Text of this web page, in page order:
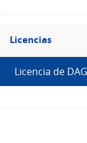
Filtro
Licencias
Licencias
Licencia de